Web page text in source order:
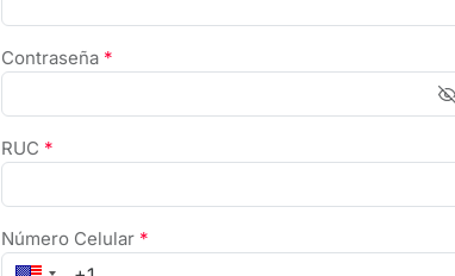
Contraseña *
RUC *
Número Celular *